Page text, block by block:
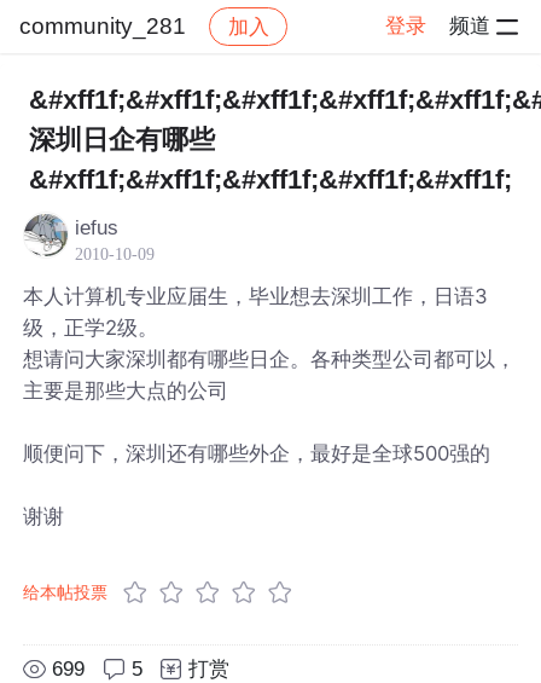
community_281 加入 登录 频道
社区 community_281 帖子详情
深圳日企有哪些
&#xff1f;&#xff1f;&#xff1f;&#xff1f;&#xff1f;
iefus
2010-10-09
本人计算机专业应届生，毕业想去深圳工作，日语3
级，正学2级。
想请问大家深圳都有哪些日企。各种类型公司都可以，
主要是那些大点的公司
顺便问下，深圳还有哪些外企，最好是全球500强的
谢谢
给本帖投票
699 5 打赏